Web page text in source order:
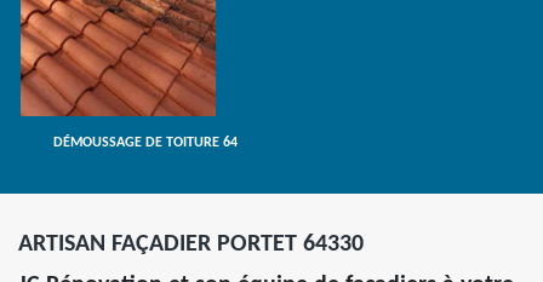
DÉMOUSSAGE DE TOITURE 64
ARTISAN FAÇADIER PORTET 64330